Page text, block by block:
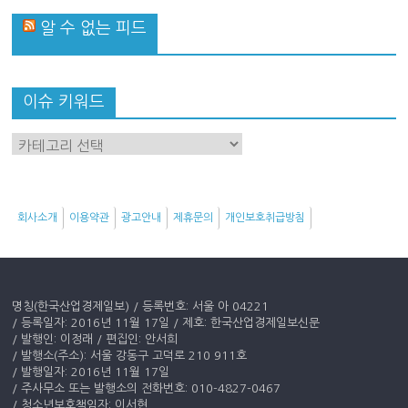
알 수 없는 피드
이슈 키워드
이
드
회사소개 이용약관 광고안내 제휴문의 개인보호취급방침
명칭(한국산업경제일보) / 등록번호: 서울 아 04221
/ 등록일자: 2016년 11월 17일 / 제호: 한국산업경제일보신문
/ 발행인: 이정래 / 편집인: 안서희
/ 발행소(주소): 서울 강동구 고덕로 210 911호
/ 발행일자: 2016년 11월 17일
/ 주사무소 또는 발행소의 전화번호: 010-4827-0467
/ 청소년보호책임자: 이서현